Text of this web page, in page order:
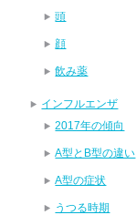
頭
顔
飲み薬
インフルエンザ
2017年の傾向
A型とB型の違い
A型の症状
うつる時期